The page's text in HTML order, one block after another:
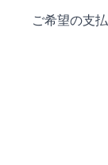
ご希望の支